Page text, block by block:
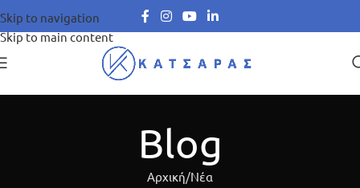
Skip to navigation
Skip to main content
Blog
Αρχική Νέα